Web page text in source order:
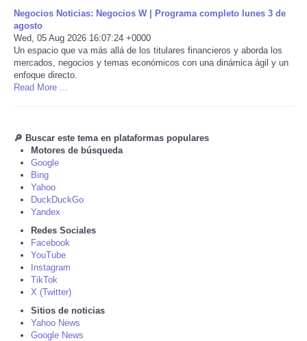
Internacionales
Negocios
Salud
Tiempo
CATEGORIES
CONTACT
SEARCH
SHOPPING
Negocios Noticias: Negocios W | Programa completo lunes 3 de
agosto
Wed, 05 Aug 2026 16:07:24 +0000
Un espacio que va más allá de los titulares financieros y aborda los
mercados, negocios y temas económicos con una dinámica ágil y un
enfoque directo.
Read More ...
🔎 Buscar este tema en plataformas populares
Motores de búsqueda
Google
Bing
Yahoo
DuckDuckGo
Yandex
Redes Sociales
Facebook
YouTube
Instagram
TikTok
X (Twitter)
Sitios de noticias
Yahoo News
Google News